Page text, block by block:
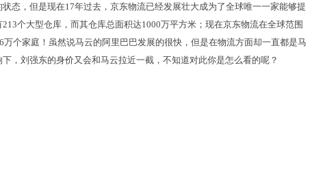
态，但是现在17年过去，京东物流已经发展壮大成为了全球唯一一家能够提
个大型仓库，而其仓库总面积达1000万平方米；现在京东物流在全球范围
个家庭！虽然说马云的阿里巴巴发展的很快，但是在物流方面却一直都是马
，刘强东的身价又会和马云拉近一截，不知道对此你是怎么看的呢？